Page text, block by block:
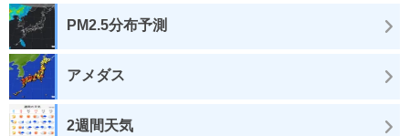
PM2.5分布予測
アメダス
2週間天気